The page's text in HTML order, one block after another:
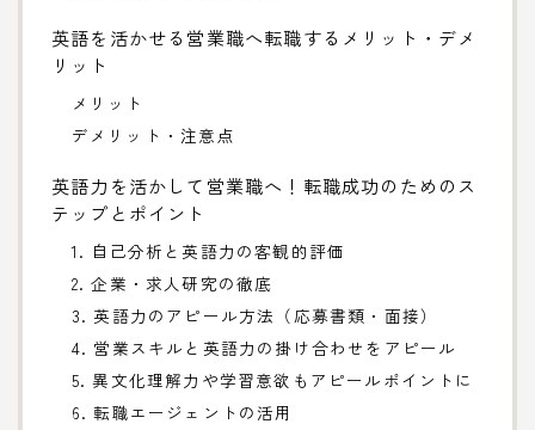
英語を活かせる営業職へ転職するメリット・デメ
リット
メリット
デメリット・注意点
英語力を活かして営業職へ！転職成功のためのス
テップとポイント
1. 自己分析と英語力の客観的評価
2. 企業・求人研究の徹底
3. 英語力のアピール方法（応募書類・面接）
4. 営業スキルと英語力の掛け合わせをアピール
5. 異文化理解力や学習意欲もアピールポイントに
6. 転職エージェントの活用